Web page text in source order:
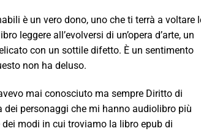
è un vero dono, uno che ti terrà a voltare
leggere all’evolversi di un’opera d’arte, un
con un sottile difetto. È un sentimento
non ha deluso.
mai conosciuto ma sempre Diritto di
personaggi che mi hanno audiolibro più
modi in cui troviamo la libro epub di